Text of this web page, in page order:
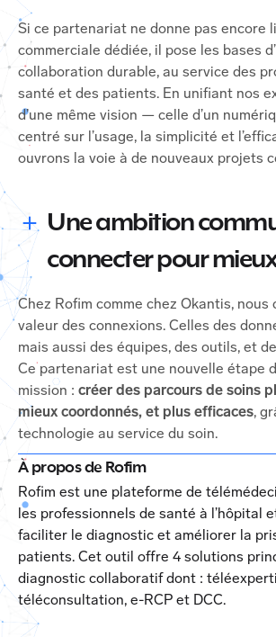
Si ce partenariat ne donne pas encore
commerciale dédiée, il pose les bases
collaboration durable, au service des
santé et des patients. En unifiant nos
d’une même vision — celle d’un
centré sur l’usage, la simplicité et
ouvrons la voie à de nouveaux projets
Une ambition
connecter pour
Chez Rofim comme chez Okantis, nous
valeur des connexions. Celles des
mais aussi des équipes, des outils, et
Ce partenariat est une nouvelle étape
mission : créer des parcours de soins
mieux coordonnés, et plus efficaces,
technologie au service du soin.
À propos de Rofim
Rofim est une plateforme de
les professionnels de santé à l’hôpital
faciliter le diagnostic et améliorer la
patients. Cet outil offre 4 solutions
diagnostic collaboratif dont :
téléconsultation, e-RCP et DCC.